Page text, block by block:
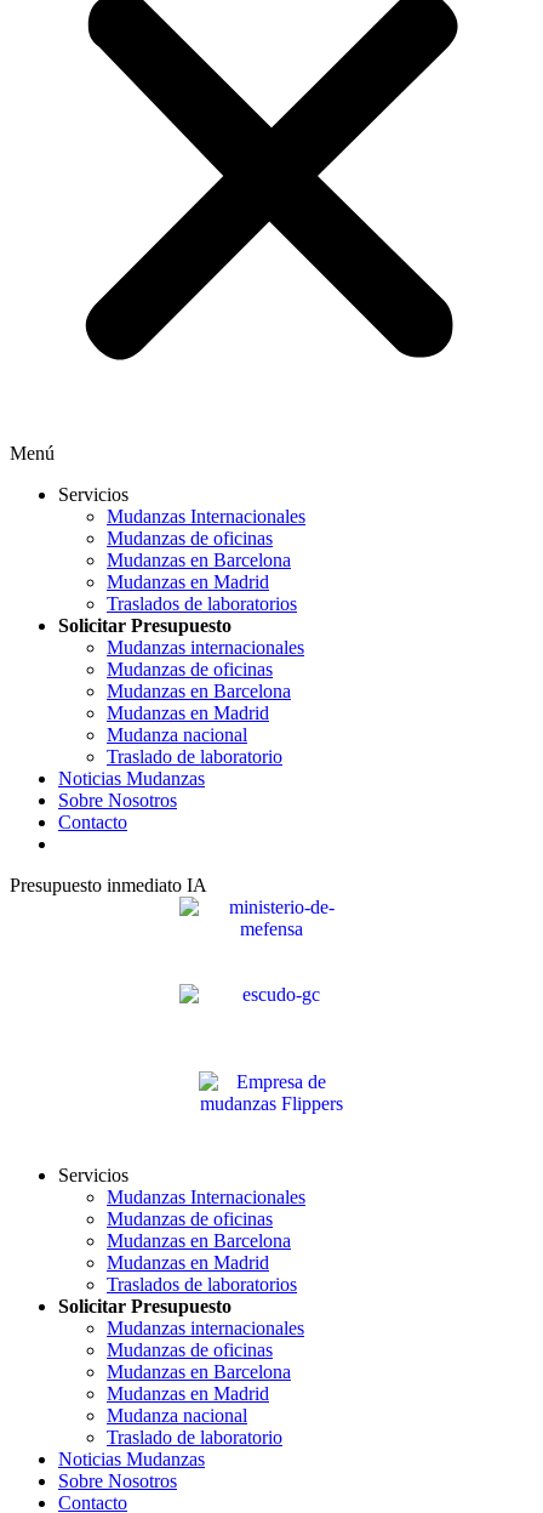
Menú
Servicios
Mudanzas Internacionales
Mudanzas de oficinas
Mudanzas en Barcelona
Mudanzas en Madrid
Traslados de laboratorios
Solicitar Presupuesto
Mudanzas internacionales
Mudanzas de oficinas
Mudanzas en Barcelona
Mudanzas en Madrid
Mudanza nacional
Traslado de laboratorio
Noticias Mudanzas
Sobre Nosotros
Contacto
Presupuesto inmediato IA
Servicios
Mudanzas Internacionales
Mudanzas de oficinas
Mudanzas en Barcelona
Mudanzas en Madrid
Traslados de laboratorios
Solicitar Presupuesto
Mudanzas internacionales
Mudanzas de oficinas
Mudanzas en Barcelona
Mudanzas en Madrid
Mudanza nacional
Traslado de laboratorio
Noticias Mudanzas
Sobre Nosotros
Contacto